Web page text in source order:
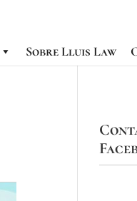
Sobre Lluis Law